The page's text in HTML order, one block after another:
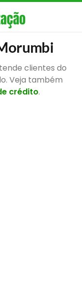
clientes do
Veja também
crédito.